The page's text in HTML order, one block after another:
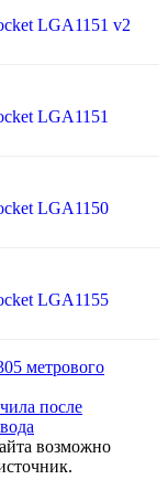
LGA1151 v2
LGA1151
LGA1150
LGA1155
метрового
после
возможно